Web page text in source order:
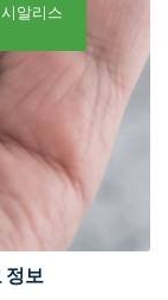
시알리스
정보